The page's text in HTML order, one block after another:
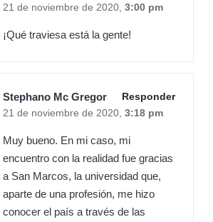
21 de noviembre de 2020, 3:00 pm
¡Qué traviesa está la gente!
Stephano Mc Gregor
Responder
21 de noviembre de 2020, 3:18 pm
Muy bueno. En mi caso, mi
encuentro con la realidad fue gracias
a San Marcos, la universidad que,
aparte de una profesión, me hizo
conocer el país a través de las